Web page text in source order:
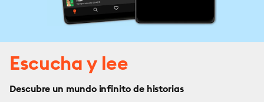
Escucha y lee
Descubre un mundo infinito de historias